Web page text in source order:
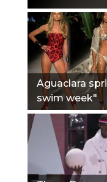
Aguaclara
swim week"